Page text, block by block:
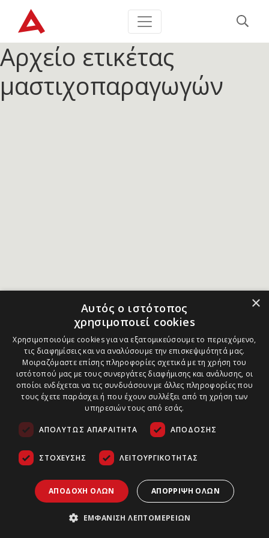
Αρχείο ετικέτας
μαστιχοπαραγωγών
×
Αυτός ο ιστότοπος
χρησιμοποιεί cookies
Χρησιμοποιούμε cookies για να εξατομικεύσουμε το περιεχόμενο,
τις διαφημίσεις και να αναλύσουμε την επισκεψιμότητά μας.
Μοιραζόμαστε επίσης πληροφορίες σχετικά με τη χρήση του
ιστότοπού μας με τους συνεργάτες διαφήμισης και ανάλυσης, οι
οποίοι ενδέχεται να τις συνδυάσουν με άλλες πληροφορίες που
τους έχετε παράσχει ή που έχουν συλλέξει από τη χρήση των
υπηρεσιών τους από εσάς.
ΑΠΟΛΎΤΩΣ ΑΠΑΡΑΊΤΗΤΑ ΑΠΌΔΟΣΗΣ
ΣΤΌΧΕΥΣΗΣ ΛΕΙΤΟΥΡΓΙΚΌΤΗΤΑΣ
ΑΠΟΔΟΧΉ ΌΛΩΝ ΑΠΌΡΡΙΨΗ ΌΛΩΝ
ΕΜΦΆΝΙΣΗ ΛΕΠΤΟΜΕΡΕΙΏΝ